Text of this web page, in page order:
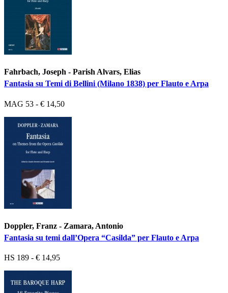
Fahrbach, Joseph - Parish Alvars, Elias
Fantasia su Temi di Bellini (Milano 1838) per Flauto e Arpa
MAG 53 - € 14,50
Doppler, Franz - Zamara, Antonio
Fantasia su temi dall’Opera “Casilda” per Flauto e Arpa
HS 189 - € 14,95